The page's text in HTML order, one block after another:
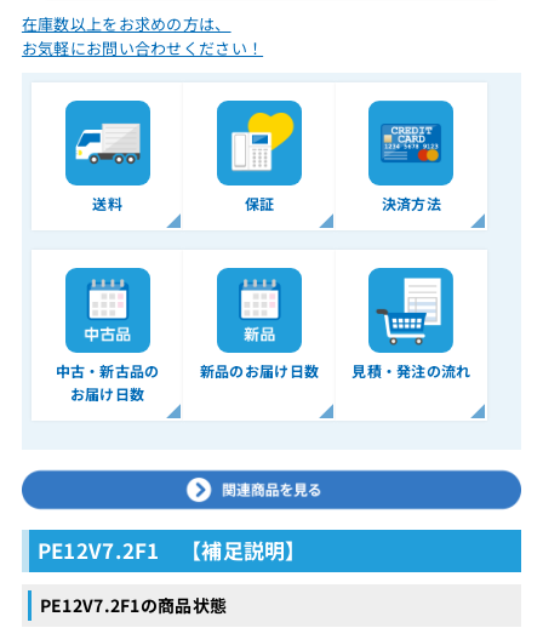
在庫数以上をお求めの方は、
お気軽にお問い合わせください！
送料 保証 決済方法
中古・新古品の
お届け日数
新品のお届け日数 見積・発注の流れ
PE12V7.2F1 【補足説明】
PE12V7.2F1の商品状態